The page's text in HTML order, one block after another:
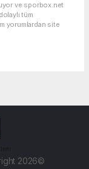
ve sporbox.net
tüm
yorumlardan site
2026©